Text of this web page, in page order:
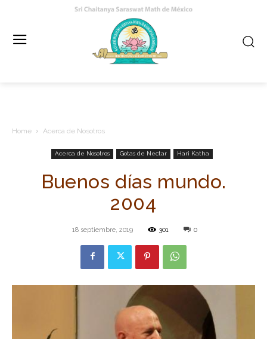
Home Acerca de Nosotros
Acerca de Nosotros Gotas de Nectar Hari Katha
Buenos días mundo.
2004
18 septiembre, 2019 301 0